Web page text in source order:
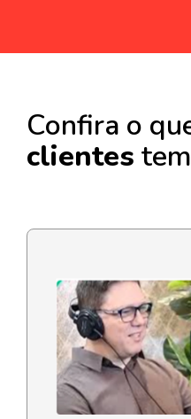
Confira o
clientes